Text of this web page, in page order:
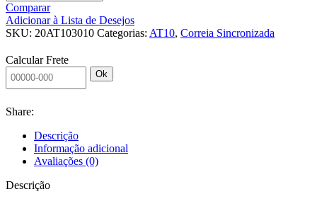
Comparar
Adicionar à Lista de Desejos
SKU: 20AT103010 Categorias: AT10, Correia Sincronizada
Calcular Frete
Ok
Share:
Descrição
Informação adicional
Avaliações (0)
Descrição